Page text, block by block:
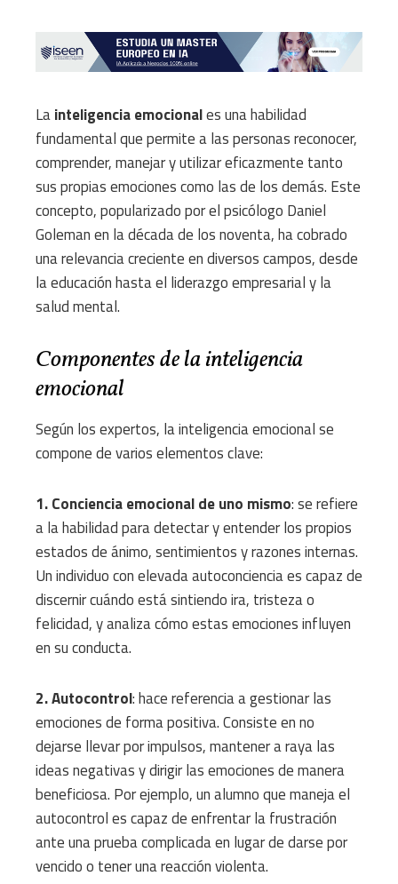
Lainteligencia emocionales una habilidad
fundamental que permite a las personas reconocer,
comprender, manejar y utilizar eficazmente tanto
sus propias emociones como las de los demás. Este
concepto, popularizado por el psicólogo Daniel
Goleman en la década de los noventa, ha cobrado
una relevancia creciente en diversos campos, desde
la educación hasta el liderazgo empresarial y la
salud mental.
Componentes de la inteligencia
emocional
Según los expertos, la inteligencia emocional se
compone de varios elementos clave:
1. Conciencia emocional de uno mismo: se refiere
a la habilidad para detectar y entender los propios
estados de ánimo, sentimientos y razones internas.
Un individuo con elevada autoconciencia es capaz de
discernir cuándo está sintiendo ira, tristeza o
felicidad, y analiza cómo estas emociones influyen
en su conducta.
2. Autocontrol: hace referencia a gestionar las
emociones de forma positiva. Consiste en no
dejarse llevar por impulsos, mantener a raya las
ideas negativas y dirigir las emociones de manera
beneficiosa. Por ejemplo, un alumno que maneja el
autocontrol es capaz de enfrentar la frustración
ante una prueba complicada en lugar de darse por
vencido o tener una reacción violenta.